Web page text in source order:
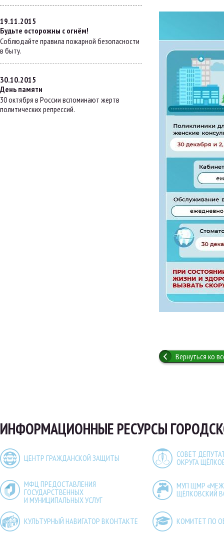
19.11.2015
Будьте осторожны с огнём!
Соблюдайте правила пожарной безопасности
в быту.
30.10.2015
День памяти
30 октября в России вспоминают жертв
политических репрессий.
Вернуться ко
ИНФОРМАЦИОННЫЕ РЕСУРСЫ
ЦЕНТР ГРАЖДАНСКОЙ ЗАЩИТЫ
СОВЕТ
ОКРУГА
МФЦ ПРЕДОСТАВЛЕНИЯ
ГОСУДАРСТВЕННЫХ
И МУНИЦИПАЛЬНЫХ УСЛУГ
МУП ЩМР
ЩЁЛКОВСКИЙ
КУЛЬТУРНЫЙ НАВИГАТОР ВКОНТАКТЕ КОМИТЕТ ПО